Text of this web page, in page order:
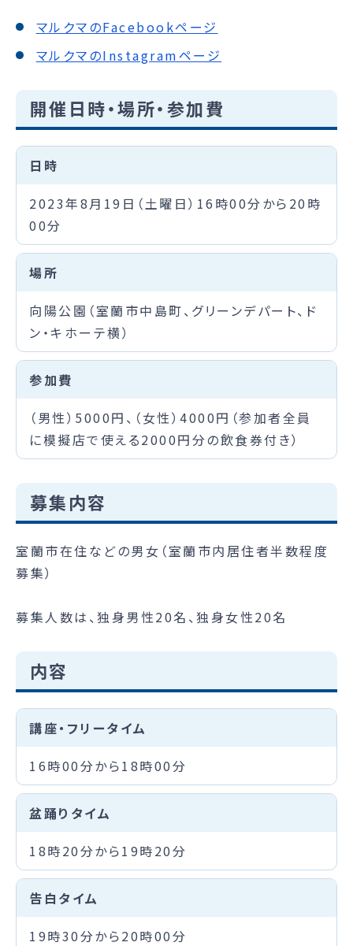
マルクマのFacebookページ
マルクマのInstagramページ
開催日時・場所・参加費
日時
2023年8月19日（土曜日）16時00分から20時
00分
場所
向陽公園（室蘭市中島町、グリーンデパート、ド
ン・キホーテ横）
参加費
（男性）5000円、（女性）4000円（参加者全員
に模擬店で使える2000円分の飲食券付き）
募集内容
室蘭市在住などの男女（室蘭市内居住者半数程度
募集）
募集人数は、独身男性20名、独身女性20名
内容
講座・フリータイム
16時00分から18時00分
盆踊りタイム
18時20分から19時20分
告白タイム
19時30分から20時00分